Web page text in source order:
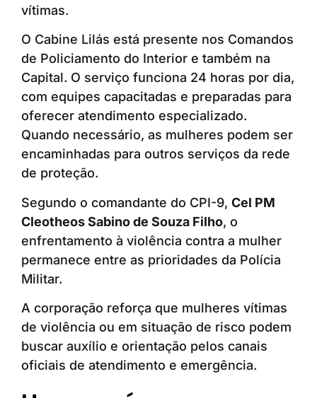
vítimas.
O Cabine Lilás está presente nos Comandos
de Policiamento do Interior e também na
Capital. O serviço funciona 24 horas por dia,
com equipes capacitadas e preparadas para
oferecer atendimento especializado.
Quando necessário, as mulheres podem ser
encaminhadas para outros serviços da rede
de proteção.
Segundo o comandante do CPI-9, Cel PM
Cleotheos Sabino de Souza Filho, o
enfrentamento à violência contra a mulher
permanece entre as prioridades da Polícia
Militar.
A corporação reforça que mulheres vítimas
de violência ou em situação de risco podem
buscar auxílio e orientação pelos canais
oficiais de atendimento e emergência.